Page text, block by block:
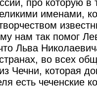
про которую в
именами,
нам так помог
Льва
во всех
Чечни, которая
есть чеченские